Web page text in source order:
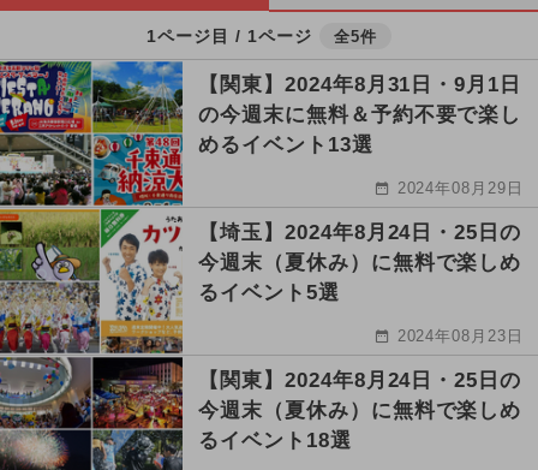
1ページ目 / 1ページ 全5件
【関東】2024年8月31日・9月1日
の今週末に無料＆予約不要で楽し
めるイベント13選
2024年08月29日
【埼玉】2024年8月24日・25日の
今週末（夏休み）に無料で楽しめ
るイベント5選
2024年08月23日
【関東】2024年8月24日・25日の
今週末（夏休み）に無料で楽しめ
るイベント18選